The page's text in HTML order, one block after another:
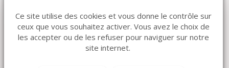
Ce site utilise des cookies et vous donne le contrôle sur
ceux que vous souhaitez activer. Vous avez le choix de
les accepter ou de les refuser pour naviguer sur notre
site internet.